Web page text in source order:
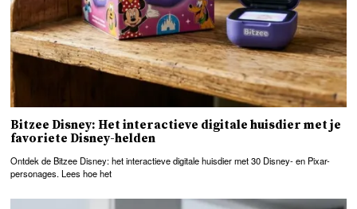
Bitzee Disney: Het interactieve digitale huisdier met je
favoriete Disney-helden
Ontdek de Bitzee Disney: het interactieve digitale huisdier met 30 Disney- en Pixar-
personages. Lees hoe het